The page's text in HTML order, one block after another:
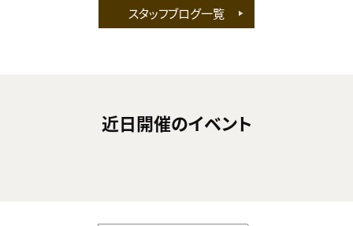
スタッフブログ一覧
近日開催のイベント